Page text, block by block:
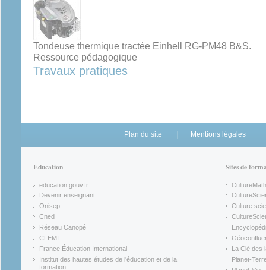
Tondeuse thermique tractée Einhell RG-PM48 B&S.
Ressource pédagogique
Travaux pratiques
Plan du site Mentions légales
Éducation
education.gouv.fr
(link is external)
Devenir enseignant
(link is external)
Onisep
(link is external)
Cned
(link is external)
Réseau Canopé
(link is external)
CLEMI
(link is external)
France Éducation International
(link is external)
Institut des hautes études de l'éducation et de la
formation
Sites de
CultureMath
(link is
(link is
Culture
(link is
(link is
(link is
La Clé des
(link is
Planet-
(link is